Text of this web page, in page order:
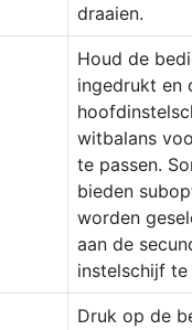
draaien.
Houd de
ingedrukt en
witbalans
te passen.
bieden
worden
aan de
instelschijf te
Druk op de